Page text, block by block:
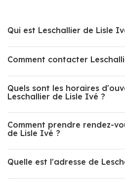
Qui est Leschallier de Lisle
Comment contacter
Quels sont les horaires
Leschallier de Lisle Ivé ?
Comment prendre rendez-
de Lisle Ivé ?
Quelle est l'adresse de